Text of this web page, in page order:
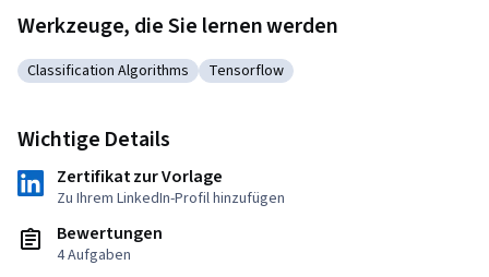
Werkzeuge, die Sie lernen werden
Kategorie: Classification Algorithms
Classification Algorithms Kategorie: Tensorflow
Tensorflow
Wichtige Details
Zertifikat zur Vorlage
Zu Ihrem LinkedIn-Profil hinzufügen
Bewertungen
4 Aufgaben